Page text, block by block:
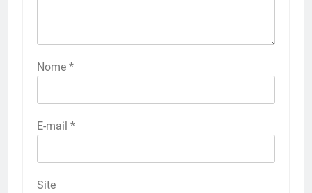
Nome *
E-mail *
Site